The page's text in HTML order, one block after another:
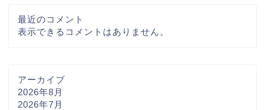
最近のコメント
表示できるコメントはありません。
アーカイブ
2026年8月
2026年7月